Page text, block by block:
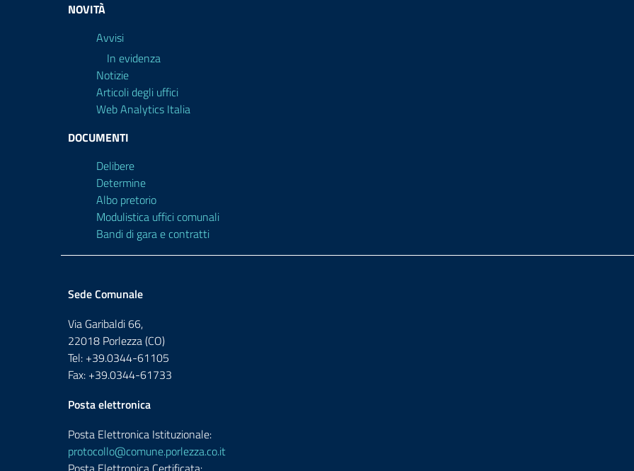
NOVITÀ
Avvisi
In evidenza
Notizie
Articoli degli uffici
Web Analytics Italia
DOCUMENTI
Delibere
Determine
Albo pretorio
Modulistica uffici comunali
Bandi di gara e contratti
Sede Comunale
Via Garibaldi 66,
22018 Porlezza (CO)
Tel: +39.0344-61105
Fax: +39.0344-61733
Posta elettronica
Posta Elettronica Istituzionale:
protocollo@comune.porlezza.co.it